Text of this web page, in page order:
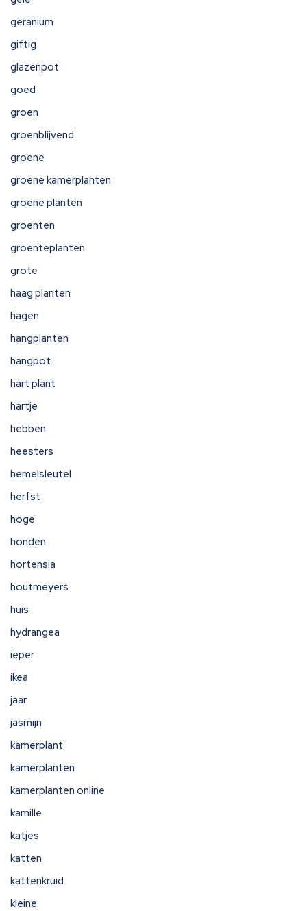
geranium
giftig
glazenpot
goed
groen
groenblijvend
groene
groene kamerplanten
groene planten
groenten
groenteplanten
grote
haag planten
hagen
hangplanten
hangpot
hart plant
hartje
hebben
heesters
hemelsleutel
herfst
hoge
honden
hortensia
houtmeyers
huis
hydrangea
ieper
ikea
jaar
jasmijn
kamerplant
kamerplanten
kamerplanten online
kamille
katjes
katten
kattenkruid
kleine